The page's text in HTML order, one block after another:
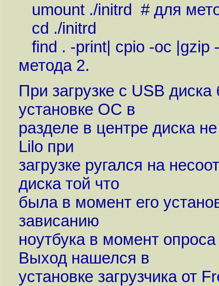
umount ./initrd # для
cd ./initrd
find . -print| cpio -oc |gzip
метода 2.
При загрузке с USB
установке ОС в
разделе в центре диска
Lilo при
загрузке ругался на
диска той что
была в момент его
зависанию
ноутбука в момент
Выход нашелся в
установке загрузчика от